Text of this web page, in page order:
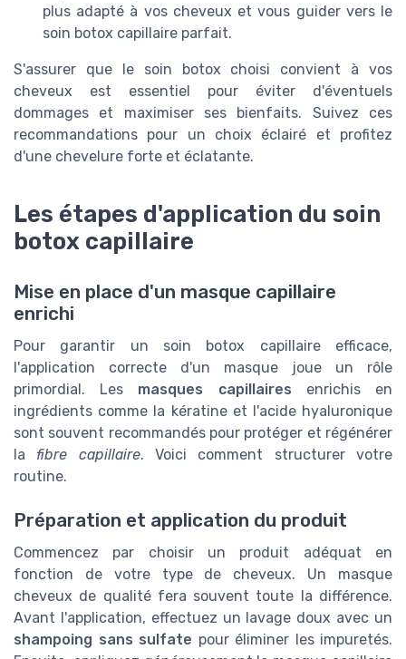
plus adapté à vos cheveux et vous guider vers le
soin botox capillaire parfait.
S'assurer que le soin botox choisi convient à vos
cheveux est essentiel pour éviter d'éventuels
dommages et maximiser ses bienfaits. Suivez ces
recommandations pour un choix éclairé et profitez
d'une chevelure forte et éclatante.
Les étapes d'application du soin
botox capillaire
Mise en place d'un masque capillaire
enrichi
Pour garantir un soin botox capillaire efficace,
l'application correcte d'un masque joue un rôle
primordial. Les masques capillaires enrichis en
ingrédients comme la kératine et l'acide hyaluronique
sont souvent recommandés pour protéger et régénérer
la fibre capillaire. Voici comment structurer votre
routine.
Préparation et application du produit
Commencez par choisir un produit adéquat en
fonction de votre type de cheveux. Un masque
cheveux de qualité fera souvent toute la différence.
Avant l'application, effectuez un lavage doux avec un
shampoing sans sulfate pour éliminer les impuretés.